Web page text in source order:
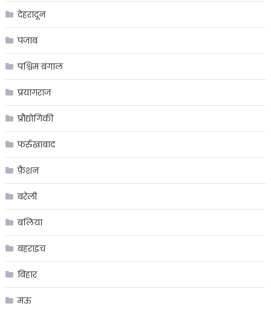
देहरादून
पंजाब
पश्चिम बंगाल
प्रयागराज
प्रौद्योगिकी
फर्रुखाबाद
फ़ैशन
बरेली
बलिया
बहराइच
बिहार
मऊ